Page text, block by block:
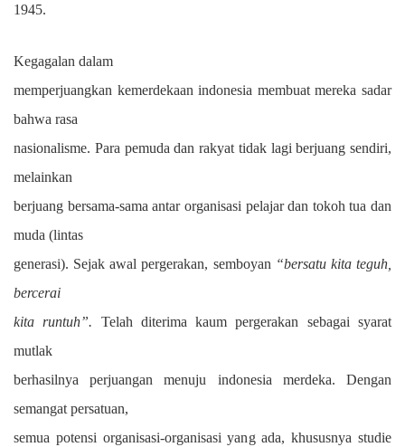
1945.
Kegagalan dalam
memperjuangkan kemerdekaan indonesia membuat mereka sadar
bahwa rasa
nasionalisme. Para pemuda dan rakyat tidak lagi berjuang sendiri,
melainkan
berjuang bersama-sama antar organisasi pelajar dan tokoh tua dan
muda (lintas
generasi). Sejak awal pergerakan, semboyan “bersatu kita teguh,
bercerai
kita runtuh”. Telah diterima kaum pergerakan sebagai syarat
mutlak
berhasilnya perjuangan menuju indonesia merdeka. Dengan
semangat persatuan,
semua potensi organisasi-organisasi yang ada, khususnya studie